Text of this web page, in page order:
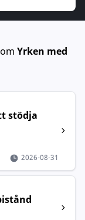
Yrken med
stödja
2026-08-31